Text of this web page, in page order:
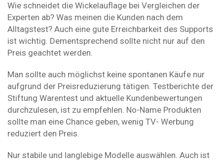
Wie schneidet die Wickelauflage bei Vergleichen der
Experten ab? Was meinen die Kunden nach dem
Alltagstest? Auch eine gute Erreichbarkeit des Supports
ist wichtig. Dementsprechend sollte nicht nur auf den
Preis geachtet werden.
Man sollte auch möglichst keine spontanen Käufe nur
aufgrund der Preisreduzierung tätigen. Testberichte der
Stiftung Warentest und aktuelle Kundenbewertungen
durchzulesen, ist zu empfehlen. No-Name Produkten
sollte man eine Chance geben, wenig TV- Werbung
reduziert den Preis.
Nur stabile und langlebige Modelle auswählen. Auch ist